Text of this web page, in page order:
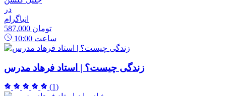
در
انیاگرام
587,000 تومان
10:00 ساعت
زندگی چیست؟ | استاد فرهاد مدرس
(1)